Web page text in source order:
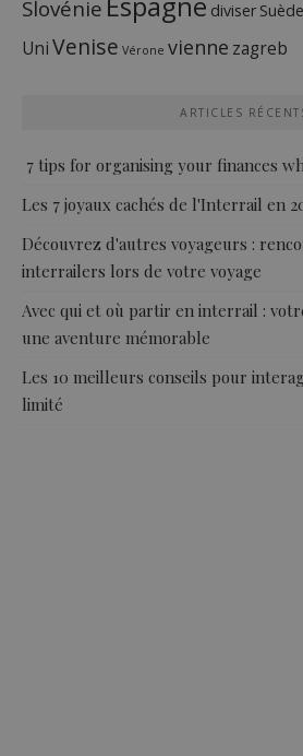
Slovénie diviser Suède
UniVenise Vérone vienne zagreb
ARTICLES
7 tips for organising your finances
Les 7 joyaux cachés de l'Interrail en
Découvrez d'autres voyageurs :
interrailers lors de votre voyage
Avec qui et où partir en interrail :
une aventure mémorable
Les 10 meilleurs conseils pour
limité